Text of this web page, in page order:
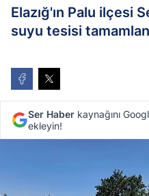
Elazığ'ın Palu ilçesi
suyu tesisi
Ser Haber kaynağını
ekleyin!